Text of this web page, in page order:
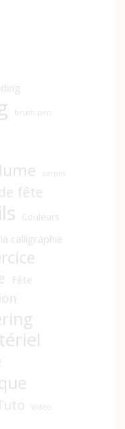
brush pen
carnet
fête
Couleurs
calligraphie
Fête
Vidéo